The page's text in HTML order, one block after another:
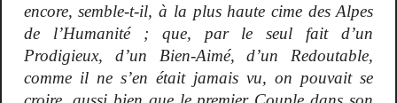
encore, semble-t-il, à la plus haute cime des Alpes
de l’Humanité ; que, par le seul fait d’un
Prodigieux, d’un Bien-Aimé, d’un Redoutable,
comme il ne s’en était jamais vu, on pouvait se